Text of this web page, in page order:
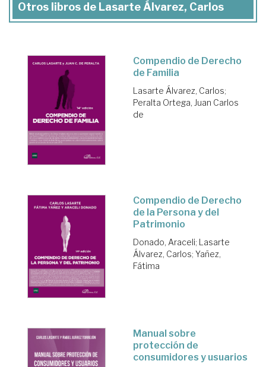
Otros libros de Lasarte Álvarez, Carlos
Compendio de Derecho
de Familia
Lasarte Álvarez, Carlos;
Peralta Ortega, Juan Carlos
de
Compendio de Derecho
de la Persona y del
Patrimonio
Donado, Araceli; Lasarte
Álvarez, Carlos; Yañez,
Fátima
Manual sobre
protección de
consumidores y usuarios